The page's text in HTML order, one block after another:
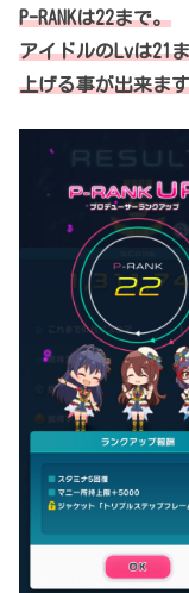
P-RANKは22まで。
アイドルのLvは21
上げる事が出来ま